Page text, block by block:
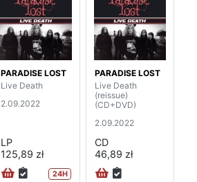
PARADISE LOST
Live Death
2.09.2022
LP
125,89 zł
24H
PARADISE LOST
Live Death
(reissue)
(CD+DVD)
2.09.2022
CD
46,89 zł